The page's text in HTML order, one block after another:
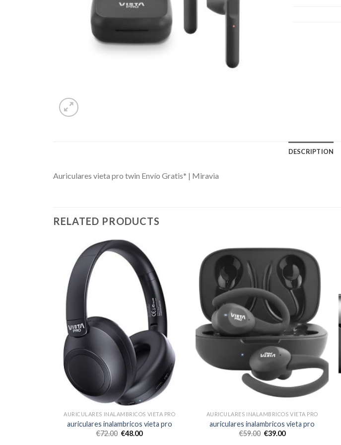
DESCRIPTION
Auriculares vieta pro twin Envío Gratis* | Miravia
RELATED PRODUCTS
AURICULARES INALAMBRICOS VIETA PRO
auriculares inalambricos vieta pro
€72.00 €48.00
AURICULARES INALAMBRICOS VIETA PRO
auriculares inalambricos vieta pro
€59.00 €39.00